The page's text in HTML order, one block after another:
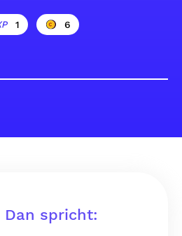
1 6
Dan spricht: